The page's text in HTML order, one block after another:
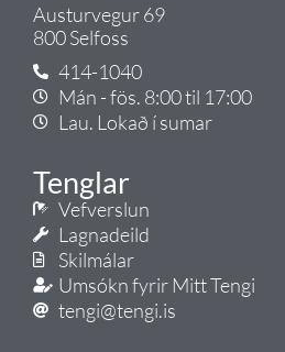
Austurvegur 69
800 Selfoss
414-1040
Mán - fös. 8:00 til 17:00
Lau. Lokað í sumar
Tenglar
Vefverslun
Lagnadeild
Skilmálar
Umsókn fyrir Mitt Tengi
tengi@tengi.is